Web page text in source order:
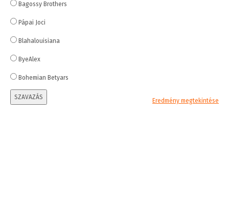
Bagossy Brothers
Pápai Joci
Blahalouisiana
ByeAlex
Bohemian Betyars
SZAVAZÁS Eredmény megtekintése